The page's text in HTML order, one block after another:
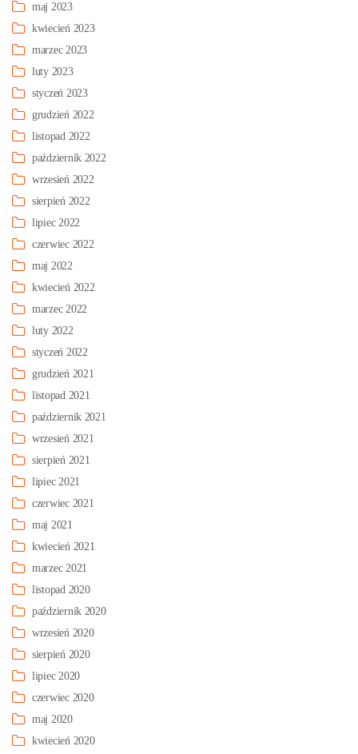
maj 2023
kwiecień 2023
marzec 2023
luty 2023
styczeń 2023
grudzień 2022
listopad 2022
październik 2022
wrzesień 2022
sierpień 2022
lipiec 2022
czerwiec 2022
maj 2022
kwiecień 2022
marzec 2022
luty 2022
styczeń 2022
grudzień 2021
listopad 2021
październik 2021
wrzesień 2021
sierpień 2021
lipiec 2021
czerwiec 2021
maj 2021
kwiecień 2021
marzec 2021
listopad 2020
październik 2020
wrzesień 2020
sierpień 2020
lipiec 2020
czerwiec 2020
maj 2020
kwiecień 2020